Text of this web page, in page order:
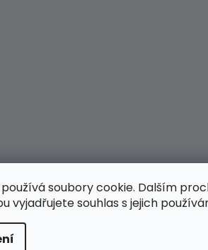
soubory cookie. Dalším
vyjadřujete souhlas s jejich
vyhrazena.